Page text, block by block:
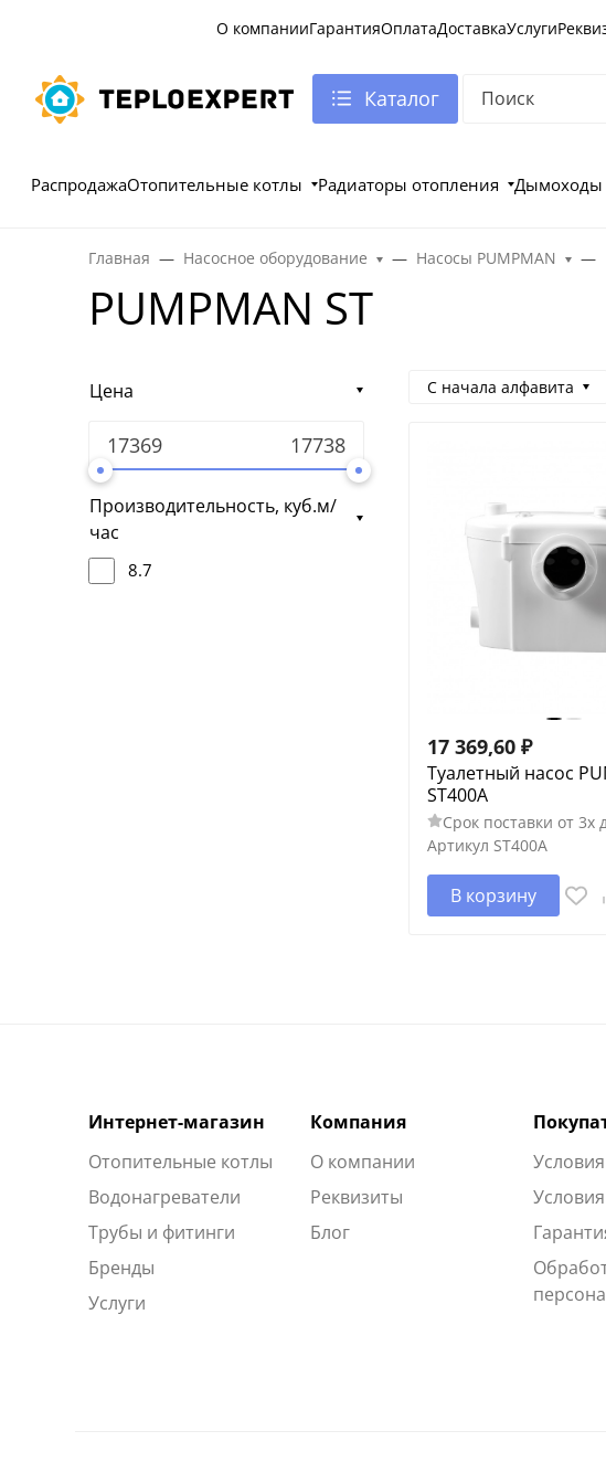
О компанииГарантияОплатаДоставкаУслуги
Каталог
РаспродажаОтопительные котлы Радиаторы отопления Дымоходы
Главная Насосное оборудование Насосы PUMPMAN
PUMPMAN ST
Цена
Производительность, куб.м/
час
8.7
С начала алфавита
17 369,60 ₽
Туалетный насос
ST400A
Срок поставки от 3х
Артикул ST400A
В корзину
Интернет-магазин
Отопительные котлы
Водонагреватели
Трубы и фитинги
Бренды
Услуги
Компания
О компании
Реквизиты
Блог